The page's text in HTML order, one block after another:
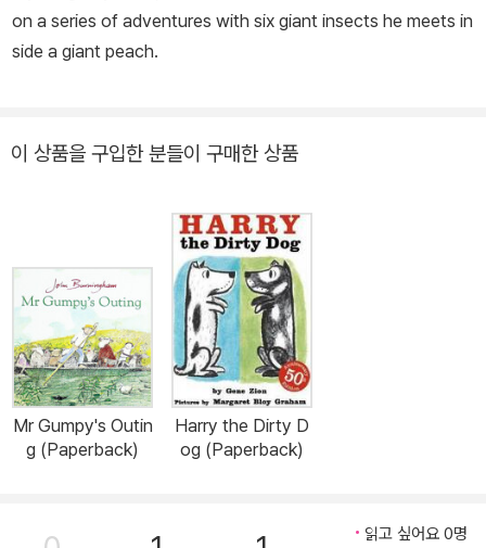
가, 시인, 소설가로서 두루 명성을 얻은 그의 작품은 63개의 언어로
옮겨져 전 세계적으로 2억 부가 판매되기에 이르렀다. 로알드 달은 1
이렇게 썼다. “아이들은 그의 이야기를 사랑했고 그를 제일 좋아하는
고 10년 뒤인 2000년에 실시된 ‘세계 책의 날’ 설문조사에서 전 세계
독자들이 가장 사랑하는 작가로 뽑혔다.
볼로냐 국제 도서전에서 올해의 어린이책으로 선정되었으며, 2002
년에는 안데르센 상을 수상했습니다.
on a series of adventures with six giant insects he meets in
side a giant peach.
이 상품을 구입한 분들이 구매한 상품
Mr Gumpy's Outin
g (Paperback)
Harry the Dirty D
og (Paperback)
읽고 싶어요 0명